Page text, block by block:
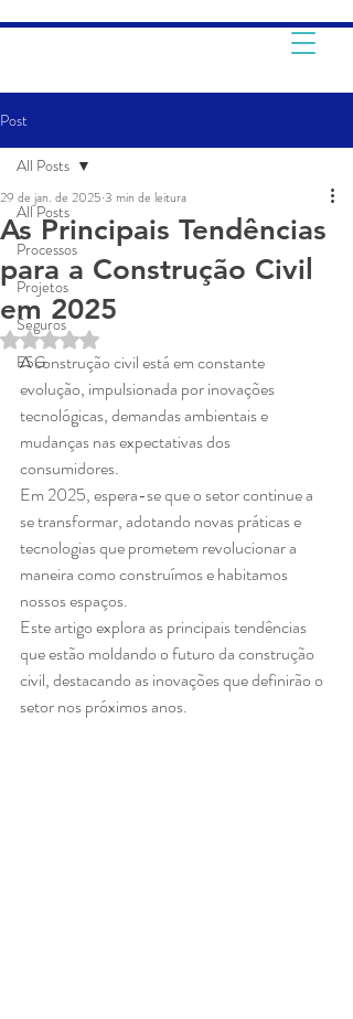
Post
All Posts
Processos
Projetos
Seguros
ESG
All Posts
As Principais Tendências
para a Construção Civil
em 2025
29 de jan. de 2025 3 min de leitura
Avaliado com NaN de 5 estrelas.
A construção civil está em constante
evolução, impulsionada por inovações
tecnológicas, demandas ambientais e
mudanças nas expectativas dos
consumidores.
Em 2025, espera-se que o setor continue a
se transformar, adotando novas práticas e
tecnologias que prometem revolucionar a
maneira como construímos e habitamos
nossos espaços.
Este artigo explora as principais tendências
que estão moldando o futuro da construção
civil, destacando as inovações que definirão o
setor nos próximos anos.